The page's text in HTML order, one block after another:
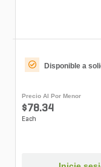
Disponible a
Precio Al Por Menor
$78.34
Each